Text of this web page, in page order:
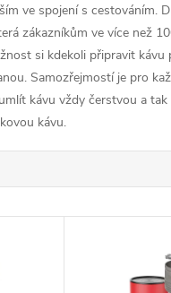
ve spojení s cestováním.
zákazníkům ve více než
si kdekoli připravit kávu
Samozřejmostí je pro
kávu vždy čerstvou a tak
kávu.